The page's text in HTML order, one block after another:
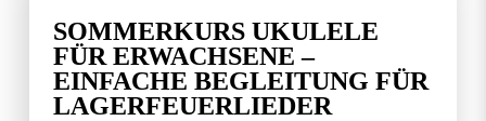
SOMMERKURS UKULELE
FÜR ERWACHSENE –
EINFACHE BEGLEITUNG FÜR
LAGERFEUERLIEDER